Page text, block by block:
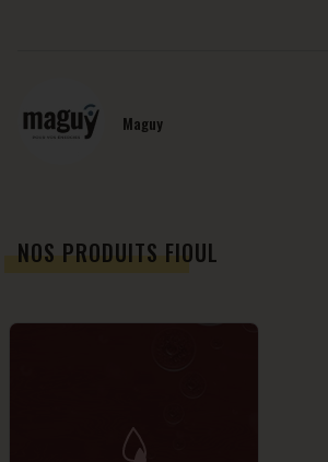
Maguy
NOS PRODUITS FIOUL